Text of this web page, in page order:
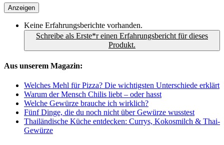
Anzeigen
Keine Erfahrungsberichte vorhanden.
Schreibe als Erste*r einen Erfahrungsbericht für dieses
Produkt.
Aus unserem Magazin:
Welches Mehl für Pizza? Die wichtigsten Unterschiede erklärt
Warum der Mensch Chilis liebt – oder hasst
Welche Gewürze brauche ich wirklich?
Fünf Dinge, die du noch nicht über Gewürze wusstest
Thailändische Küche entdecken: Currys, Kokosmilch & Thai-
Gewürze